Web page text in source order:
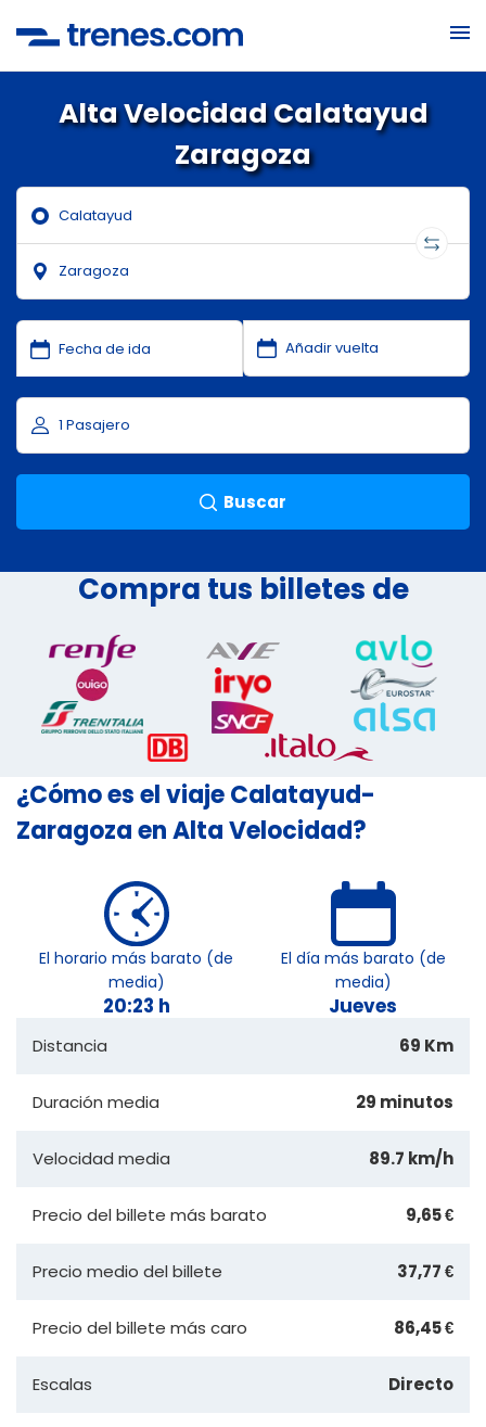
Alta Velocidad Calatayud
Zaragoza
Buscar
Compra tus billetes de
¿Cómo es el viaje Calatayud-
Zaragoza en Alta Velocidad?
El horario más barato (de
media)
20:23 h
El día más barato (de
media)
Jueves
Distancia 69 Km
Duración media 29 minutos
Velocidad media 89.7 km/h
Precio del billete más barato 9,65 €
Precio medio del billete 37,77 €
Precio del billete más caro 86,45 €
Escalas Directo